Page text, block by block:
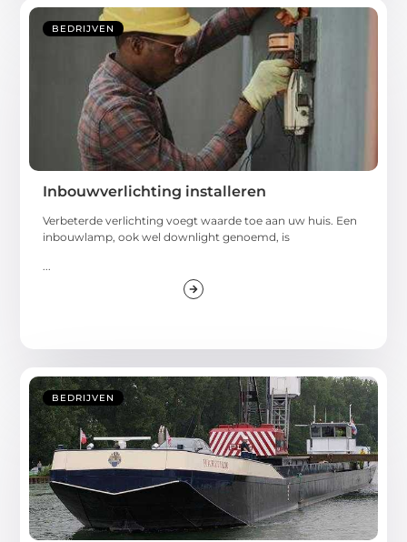
BEDRIJVEN
Inbouwverlichting installeren
Verbeterde verlichting voegt waarde toe aan uw huis. Een
inbouwlamp, ook wel downlight genoemd, is
BEDRIJVEN